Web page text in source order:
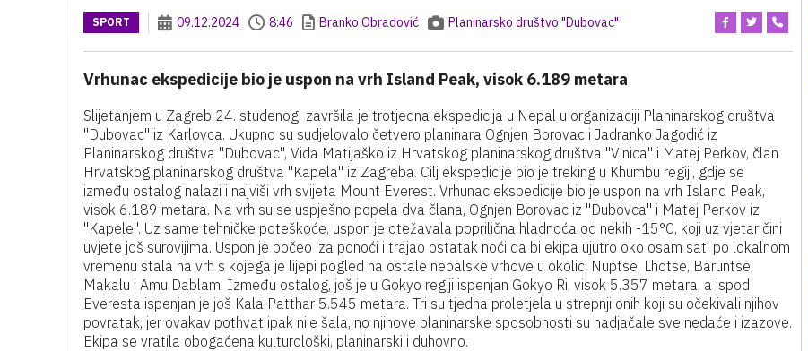
SPORT 09.12.2024 8:46 Branko Obradović Planinarsko društvo "Dubovac"
Vrhunac ekspedicije bio je uspon na vrh Island Peak, visok 6.189 metara
Slijetanjem u Zagreb 24. studenog završila je trotjedna ekspedicija u Nepal u organizaciji Planinarskog društva
"Dubovac" iz Karlovca. Ukupno su sudjelovalo četvero planinara Ognjen Borovac i Jadranko Jagodić iz
Planinarskog društva "Dubovac", Vida Matijaško iz Hrvatskog planinarskog društva "Vinica" i Matej Perkov, član
Hrvatskog planinarskog društva "Kapela" iz Zagreba. Cilj ekspedicije bio je treking u Khumbu regiji, gdje se
između ostalog nalazi i najviši vrh svijeta Mount Everest. Vrhunac ekspedicije bio je uspon na vrh Island Peak,
visok 6.189 metara. Na vrh su se uspješno popela dva člana, Ognjen Borovac iz "Dubovca" i Matej Perkov iz
"Kapele". Uz same tehničke poteškoće, uspon je otežavala poprilična hladnoća od nekih -15°C, koji uz vjetar čini
uvjete još surovijima. Uspon je počeo iza ponoći i trajao ostatak noći da bi ekipa ujutro oko osam sati po lokalnom
vremenu stala na vrh s kojega je lijepi pogled na ostale nepalske vrhove u okolici Nuptse, Lhotse, Baruntse,
Makalu i Amu Dablam. Između ostalog, još je u Gokyo regiji ispenjan Gokyo Ri, visok 5.357 metara, a ispod
Everesta ispenjan je još Kala Patthar 5.545 metara. Tri su tjedna proletjela u strepnji onih koji su očekivali njihov
povratak, jer ovakav pothvat ipak nije šala, no njihove planinarske sposobnosti su nadjačale sve nedaće i izazove.
Ekipa se vratila obogaćena kulturološki, planinarski i duhovno.